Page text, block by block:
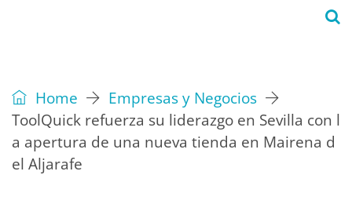
Home
Empresas y Negocios
ToolQuick refuerza su liderazgo en Sevilla con l
a apertura de una nueva tienda en Mairena d
el Aljarafe